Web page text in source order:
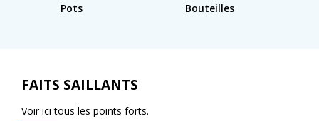
Pots Bouteilles
FAITS SAILLANTS
Voir ici tous les points forts.